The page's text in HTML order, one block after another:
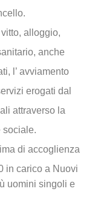
alloggio,
anche
l’ avviamento
erogati dal
attraverso la
sociale.
di accoglienza
in carico a Nuovi
uomini singoli e